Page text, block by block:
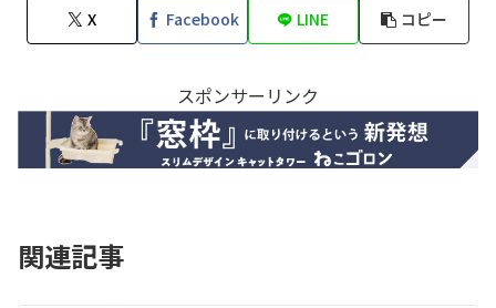
X Facebook LINE コピー
スポンサーリンク
関連記事